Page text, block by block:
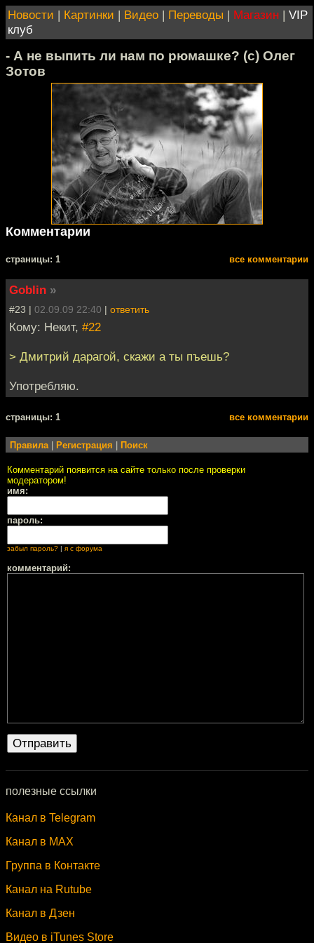
Новости | Картинки | Видео | Переводы | Магазин | VIP
клуб
- А не выпить ли нам по рюмашке? (с) Олег
Зотов
Комментарии
cтраницы: 1 все комментарии
Goblin »
#23 | 02.09.09 22:40 | ответить
Кому: Некит, #22
> Дмитрий дарагой, скажи а ты пъешь?
Употребляю.
cтраницы: 1 все комментарии
Правила Регистрация Поиск
Комментарий появится на сайте только после проверки
модератором!
имя:
пароль:
забыл пароль? | я с форума
комментарий:
полезные ссылки
Канал в Telegram
Канал в MAX
Группа в Контакте
Канал на Rutube
Канал в Дзен
Видео в iTunes Store